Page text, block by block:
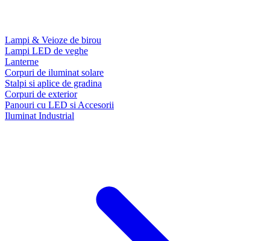
Lampi & Veioze de birou
Lampi LED de veghe
Lanterne
Corpuri de iluminat solare
Stalpi si aplice de gradina
Corpuri de exterior
Panouri cu LED si Accesorii
Iluminat Industrial